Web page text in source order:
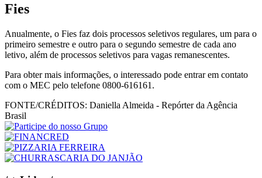
Fies
Anualmente, o Fies faz dois processos seletivos regulares, um para o
primeiro semestre e outro para o segundo semestre de cada ano
letivo, além de processos seletivos para vagas remanescentes.
Para obter mais informações, o interessado pode entrar em contato
com o MEC pelo telefone 0800-616161.
FONTE/CRÉDITOS: Daniella Almeida - Repórter da Agência
Brasil